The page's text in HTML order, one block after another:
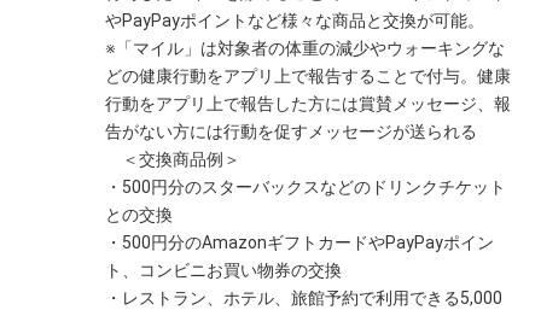
やPayPayポイントなど様々な商品と交換が可能。
※「マイル」は対象者の体重の減少やウォーキングな
どの健康行動をアプリ上で報告することで付与。健康
行動をアプリ上で報告した方には賞賛メッセージ、報
告がない方には行動を促すメッセージが送られる
＜交換商品例＞
・500円分のスターバックスなどのドリンクチケット
との交換
・500円分のAmazonギフトカードやPayPayポイン
ト、コンビニお買い物券の交換
・レストラン、ホテル、旅館予約で利用できる5,000